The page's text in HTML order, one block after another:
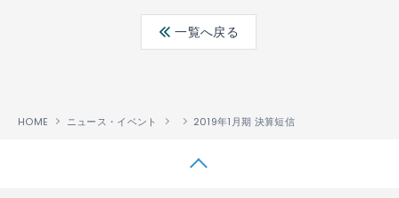
ebo ter
edin
一覧へ戻る
HOME ニュース・イベント 2019年1月期 決算短信